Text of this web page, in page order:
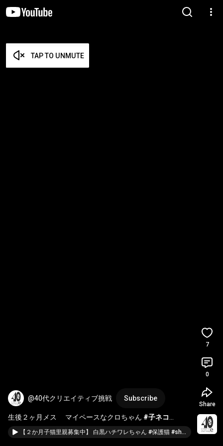
TAP TO UNMUTE
@40代クリエイティブ挑戦 Subscribe
生後２ヶ月メス 　マイペースなクロちゃん #子ネコ
#shorts
【２か月子猫里親募集中】 白黒ハチワレちゃん #保護猫 #shorts
7
0
Share